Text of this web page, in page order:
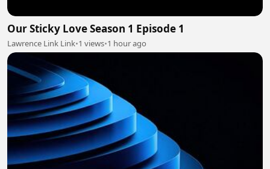
Our Sticky Love Season 1 Episode 1
Lawrence Link Link•1 views•1 hour ago